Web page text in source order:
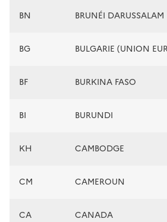
BN BRUNÉI DARUSSALAM
BG BULGARIE (UNION
BF BURKINA FASO
BI BURUNDI
KH CAMBODGE
CM CAMEROUN
CA CANADA